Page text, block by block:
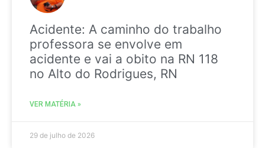
Acidente: A caminho do trabalho
professora se envolve em
acidente e vai a obito na RN 118
no Alto do Rodrigues, RN
VER MATÉRIA »
29 de julho de 2026